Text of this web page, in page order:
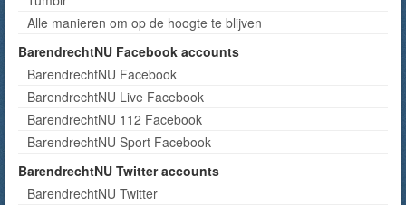
Alle manieren om op de hoogte te blijven
BarendrechtNU Facebook accounts
BarendrechtNU Facebook
BarendrechtNU Live Facebook
BarendrechtNU 112 Facebook
BarendrechtNU Sport Facebook
BarendrechtNU Twitter accounts
BarendrechtNU Twitter